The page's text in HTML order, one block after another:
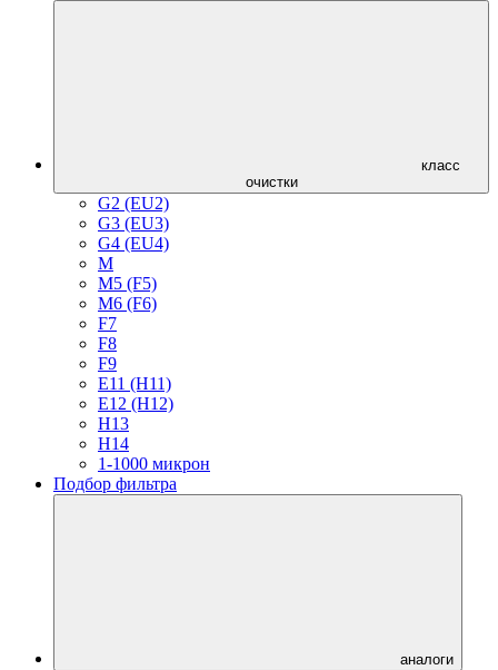
очистки
G2 (EU2)
G3 (EU3)
G4 (EU4)
M
M5 (F5)
M6 (F6)
F7
F8
F9
E11 (H11)
E12 (H12)
H13
H14
1-1000 микрон
Подбор фильтра
аналоги